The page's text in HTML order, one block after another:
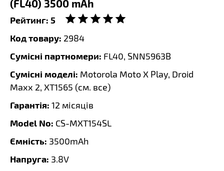
(FL40) 3500 mAh
Рейтинг: 5
Код товару: 2984
Сумісні партномери: FL40, SNN5963B
Сумісні моделі: Motorola Moto X Play, Droid
Maxx 2, XT1565 (см. все)
Гарантія: 12 місяців
Model No: CS-MXT154SL
Ємність: 3500mAh
Напруга: 3.8V